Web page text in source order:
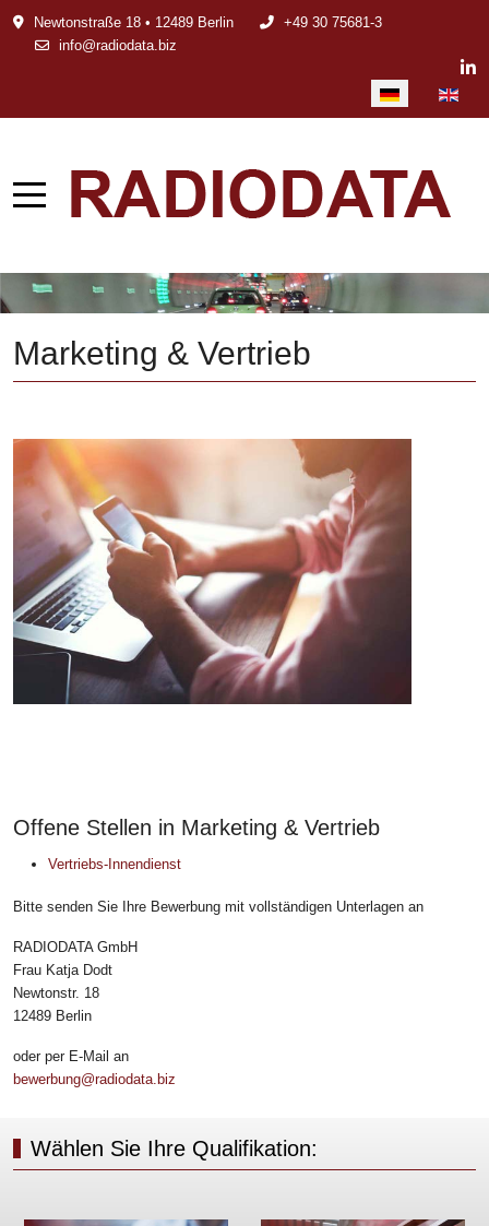
Newtonstraße 18 • 12489 Berlin
+49 30 75681-3
info@radiodata.biz
Sprache auswählen
Marketing & Vertrieb
Offene Stellen in Marketing & Vertrieb
Vertriebs-Innendienst
Bitte senden Sie Ihre Bewerbung mit vollständigen Unterlagen an
RADIODATA GmbH
Frau Katja Dodt
Newtonstr. 18
12489 Berlin
oder per E-Mail an
bewerbung@radiodata.biz
Wählen Sie Ihre Qualifikation: